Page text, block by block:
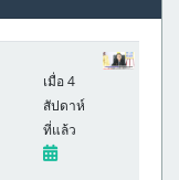
เมื่อ 4
สัปดาห์
ที่แล้ว